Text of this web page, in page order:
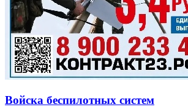
Войска беспилотных систем